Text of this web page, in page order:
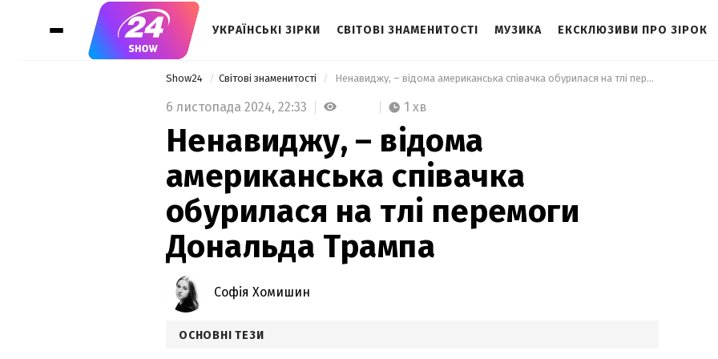
УКРАЇНСЬКІ ЗІРКИ СВІТОВІ ЗНАМЕНИТОСТІ МУЗИКА ЕКСКЛЮЗИВИ ПРО ЗІРОК
Show24 Світові знаменитості Ненавиджу, – відома американська співачка обурилася на тлі перемоги Дональда Трампа
6 листопада 2024, 22:33 1 хв
Ненавиджу, – відома
американська співачка
обурилася на тлі перемоги
Дональда Трампа
Софія Хомишин
ОСНОВНІ ТЕЗИ